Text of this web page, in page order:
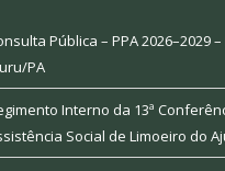
Pública – PPA 2026–2029
PA
Interno da 13ª
Social de Limoeiro do